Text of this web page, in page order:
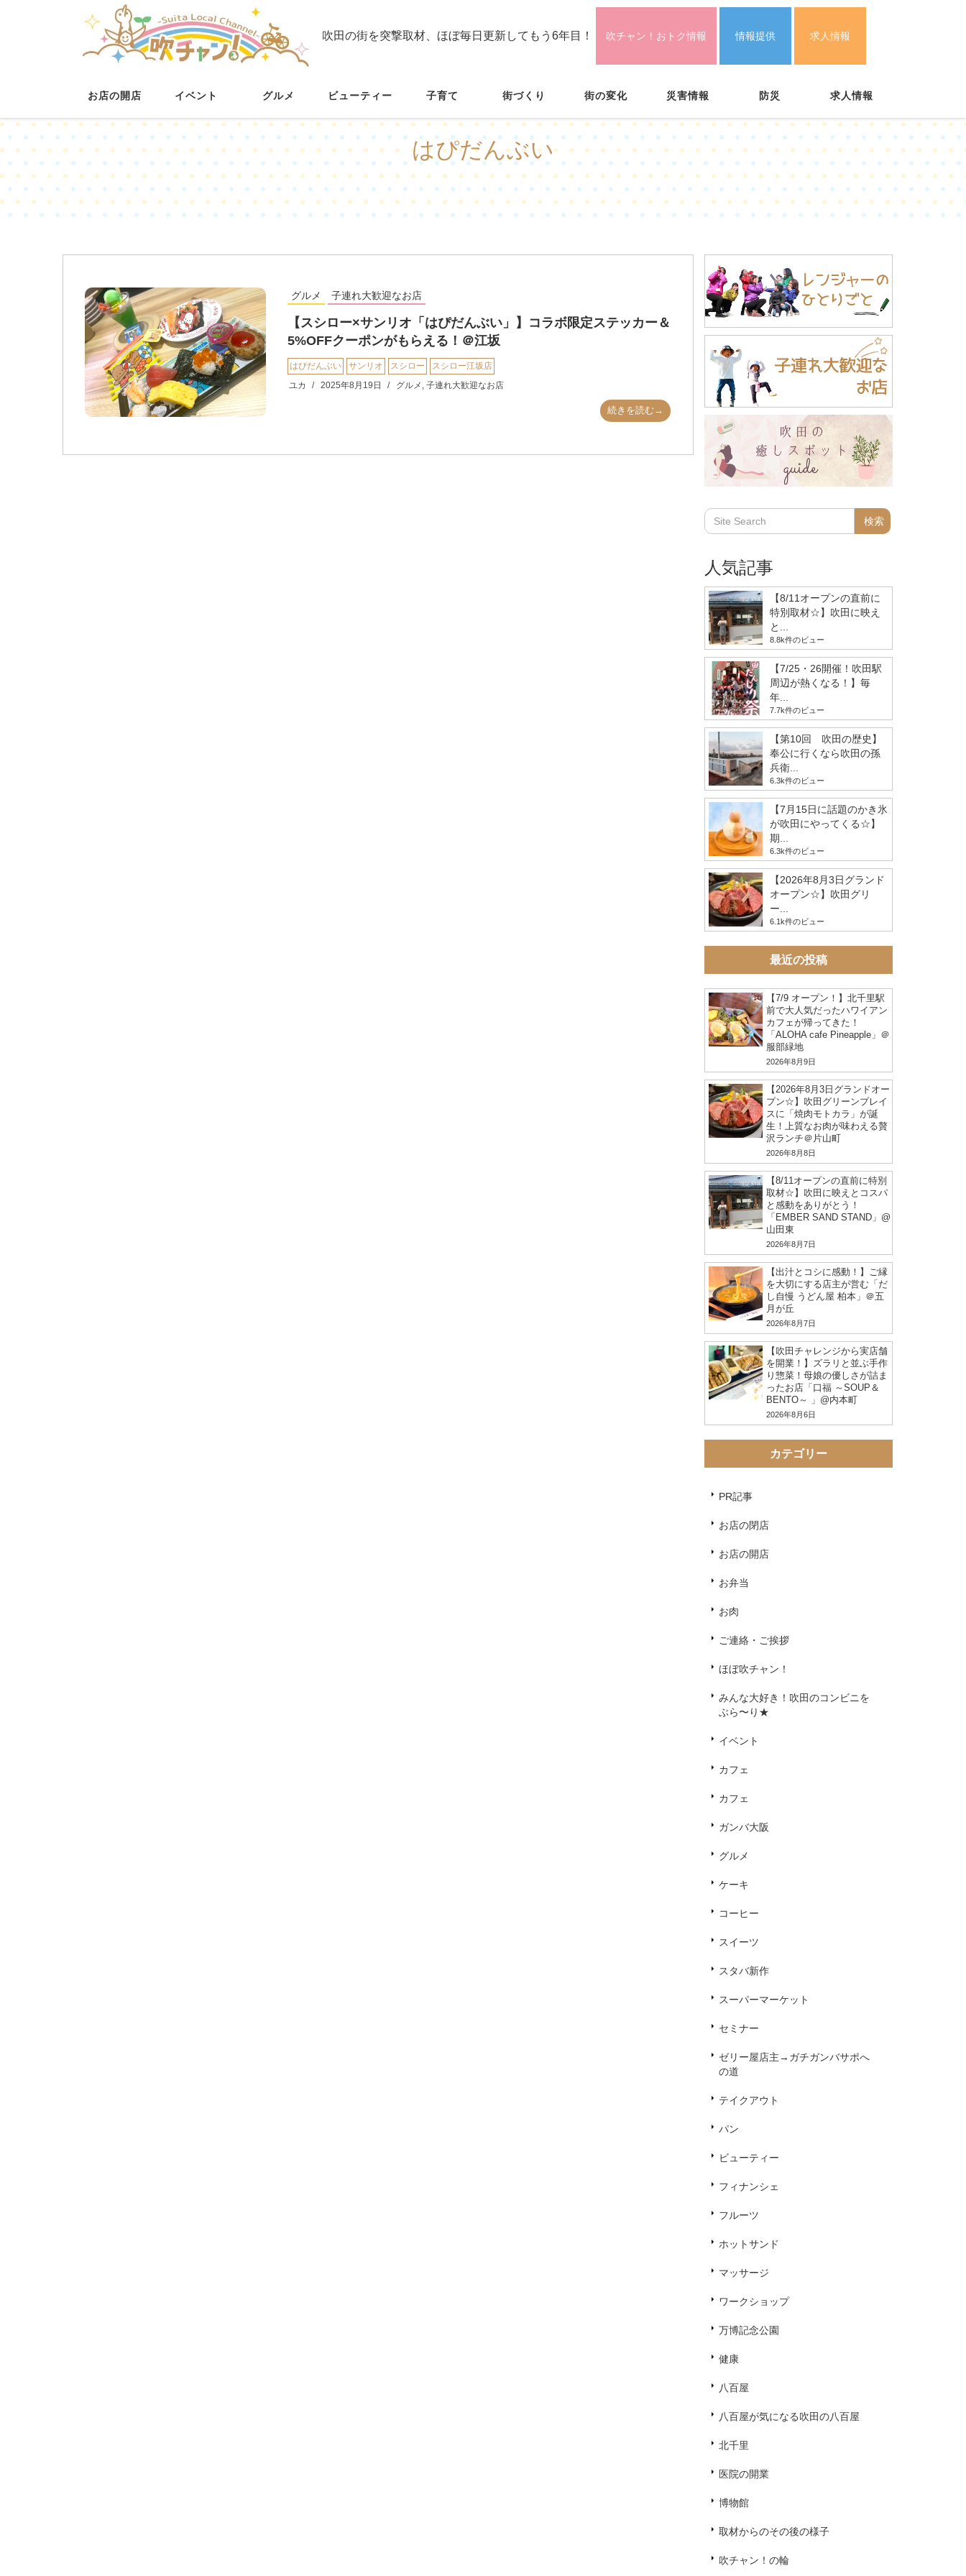
吹田の街を突撃取材、ほぼ毎日更新してもう6年目！ 吹チャン！おトク情報 情報提供 求人情報
お店の開店 イベント グルメ ビューティー 子育て 街づくり 街の変化 災害情報 防災 求人情報
はぴだんぶい
グルメ 子連れ大歓迎なお店
【スシロー×サンリオ「はぴだんぶい」】コラボ限定ステッカー＆
5%OFFクーポンがもらえる！＠江坂
はぴだんぶい サンリオ スシロー
スシロー江坂店
ユカ
2025年8月19日 グルメ , 子連れ大歓迎なお店
続きを読む→
人気記事
【8/11オープンの直前に
特別取材☆】吹田に映え
と...
8.8k件のビュー
【7/25・26開催！吹田駅
周辺が熱くなる！】毎
年...
7.7k件のビュー
【第10回 吹田の歴史】
奉公に行くなら吹田の孫
兵衛...
6.3k件のビュー
【7月15日に話題のかき氷
が吹田にやってくる☆】
期...
6.3k件のビュー
【2026年8月3日グランド
オープン☆】吹田グリ
ー...
6.1k件のビュー
最近の投稿
【7/9 オープン！】北千里駅
前で大人気だったハワイアン
カフェが帰ってきた！
「ALOHA cafe Pineapple」＠
服部緑地
2026年8月9日
【2026年8月3日グランドオー
プン☆】吹田グリーンプレイ
スに「焼肉モトカラ」が誕
生！上質なお肉が味わえる贅
沢ランチ＠片山町
2026年8月8日
【8/11オープンの直前に特別
取材☆】吹田に映えとコスパ
と感動をありがとう！
「EMBER SAND STAND」@
山田東
2026年8月7日
【出汁とコシに感動！】ご縁
を大切にする店主が営む「だ
し自慢 うどん屋 柏本」＠五
月が丘
2026年8月7日
【吹田チャレンジから実店舗
を開業！】ズラリと並ぶ手作
り惣菜！母娘の優しさが詰ま
ったお店「口福 ～SOUP＆
BENTO～ 」@内本町
2026年8月6日
カテゴリー
PR記事
お店の閉店
お店の開店
お弁当
お肉
ご連絡・ご挨拶
ほぼ吹チャン！
みんな大好き！吹田のコンビニを
ぶら〜り★
イベント
カフェ
カフェ
ガンバ大阪
グルメ
ケーキ
コーヒー
スイーツ
スタバ新作
スーパーマーケット
セミナー
ゼリー屋店主→ガチガンバサポへ
の道
テイクアウト
パン
ビューティー
フィナンシェ
フルーツ
ホットサンド
マッサージ
ワークショップ
万博記念公園
健康
八百屋
八百屋が気になる吹田の八百屋
北千里
医院の開業
博物館
取材からのその後の様子
吹チャン！の輪